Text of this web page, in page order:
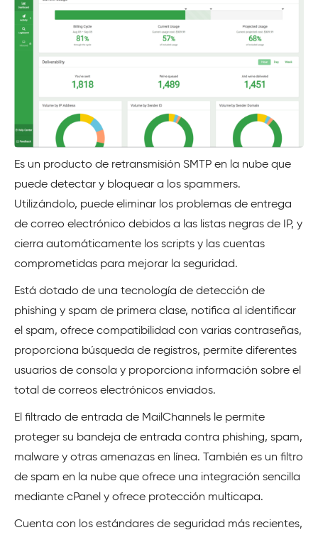
Es un producto de retransmisión SMTP en la nube que
puede detectar y bloquear a los spammers.
Utilizándolo, puede eliminar los problemas de entrega
de correo electrónico debidos a las listas negras de IP, y
cierra automáticamente los scripts y las cuentas
comprometidas para mejorar la seguridad.
Está dotado de una tecnología de detección de
phishing y spam de primera clase, notifica al identificar
el spam, ofrece compatibilidad con varias contraseñas,
proporciona búsqueda de registros, permite diferentes
usuarios de consola y proporciona información sobre el
total de correos electrónicos enviados.
El filtrado de entrada de MailChannels le permite
proteger su bandeja de entrada contra phishing, spam,
malware y otras amenazas en línea. También es un filtro
de spam en la nube que ofrece una integración sencilla
mediante cPanel y ofrece protección multicapa.
Cuenta con los estándares de seguridad más recientes,